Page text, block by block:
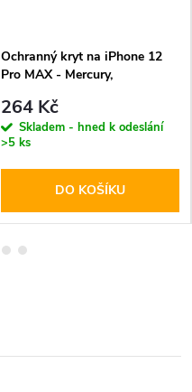
Ochranný kryt na iPhone 12
Pro MAX - Mercury,
264 Kč
Skladem - hned k odeslání
>5 ks
DO KOŠÍKU